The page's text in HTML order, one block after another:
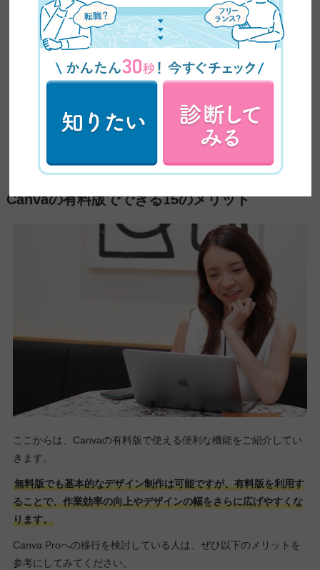
プランです。
対象となる教師や学生は、Canva Proの全機能が完全無料で利用
できます。
授業資料・教材・ポスター・動画制作など、幅広い用途で活用で
利用するには、教育用メールアドレスで登録するか、教員免許状
Canvaの有料版でできる15のメリット
ここからは、Canvaの有料版で使える便利な機能をご紹介してい
きます。
無料版でも基本的なデザイン制作は可能ですが、有料版を利用す
ることで、作業効率の向上やデザインの幅をさらに広げやすくな
ります。
Canva Proへの移行を検討している人は、ぜひ以下のメリットを
参考にしてみてください。